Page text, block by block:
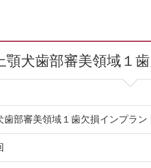
上顎犬歯部審美領域１
歯部審美領域１歯欠損インプラン